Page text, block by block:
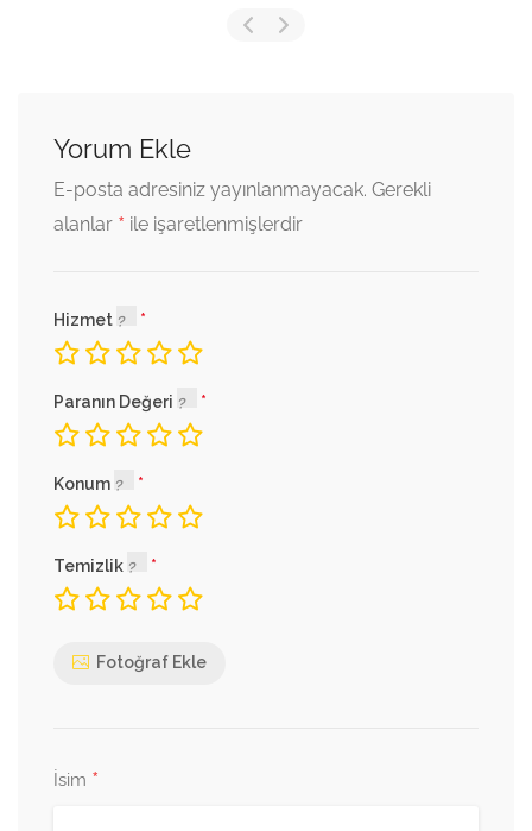
Yorum Ekle
E-posta adresiniz yayınlanmayacak. Gerekli
alanlar * ile işaretlenmişlerdir
Hizmet
Paranın Değeri
Konum
Temizlik
Fotoğraf Ekle
İsim *